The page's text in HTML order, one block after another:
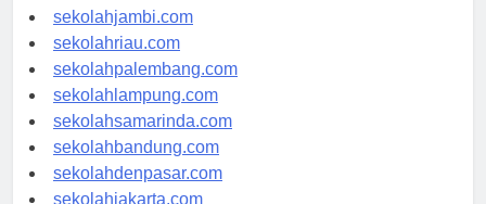
sekolahindonesia.id
sekolahjambi.com
sekolahriau.com
sekolahpalembang.com
sekolahlampung.com
sekolahsamarinda.com
sekolahbandung.com
sekolahdenpasar.com